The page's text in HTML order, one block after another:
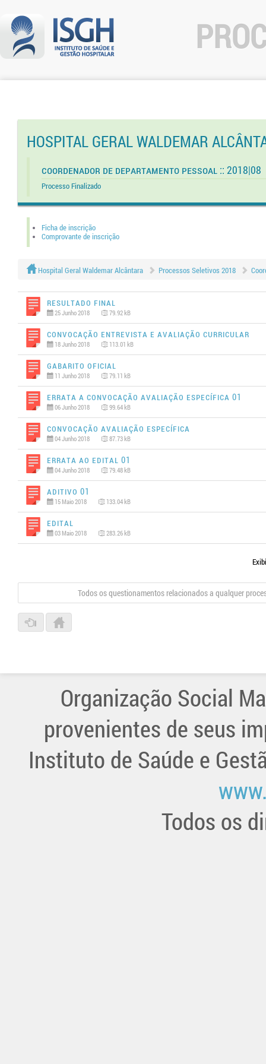
HOSPITAL GERAL WALDEMAR
Coordenador de Departamento Pessoal :: 2018|08
Processo Finalizado
Ficha de inscrição
Comprovante de inscrição
Hospital Geral Waldemar Alcântara Processos Seletivos 2018
Resultado Final
25 Junho 2018 79.92 kB
Convocação Entrevista e Avaliação Curricular
18 Junho 2018 113.01 kB
Gabarito Oficial
11 Junho 2018 79.11 kB
Errata a Convocação Avaliação Específica 01
06 Junho 2018 99.64 kB
Convocação Avaliação Específica
04 Junho 2018 87.73 kB
Errata ao Edital 01
04 Junho 2018 79.48 kB
Aditivo 01
15 Maio 2018 133.04 kB
Edital
03 Maio 2018 283.26 kB
Todos os questionamentos relacionados a qualquer
Organização Social
provenientes de seus
Instituto de Saúde e
Todos os